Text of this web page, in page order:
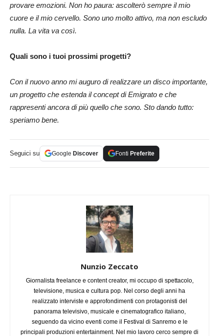
provare emozioni. Non ho paura: ascolterò sempre il mio
cuore e il mio cervello. Sono uno molto attivo, ma non escludo
nulla. La vita va così.
Quali sono i tuoi prossimi progetti?
Con il nuovo anno mi auguro di realizzare un disco importante,
un progetto che estenda il concept di Emigrato e che
rappresenti ancora di più quello che sono. Sto dando tutto:
speriamo bene.
Seguici su Google Discover Fonti Preferite
Nunzio Zeccato
Giornalista freelance e content creator, mi occupo di spettacolo,
televisione, musica e cultura pop. Nel corso degli anni ha
realizzato interviste e approfondimenti con protagonisti del
panorama televisivo, musicale e cinematografico italiano,
seguendo da vicino eventi come il Festival di Sanremo e le
principali produzioni entertainment. Nel mio lavoro cerco sempre di